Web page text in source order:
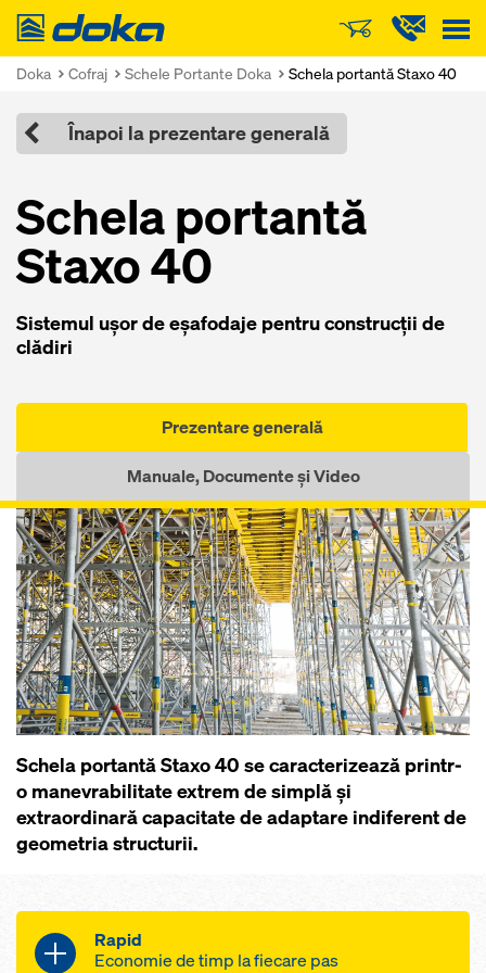
Doka
Doka Cofraj Schele Portante Doka Schela portantă Staxo 40
Înapoi la prezentare generală
Schela portantă
Staxo 40
Sistemul uşor de eşafodaje pentru construcții de
clădiri
Prezentare generală
Manuale, Documente și Video
Schela portantă Staxo 40 se caracterizează printr-
o manevrabilitate extrem de simplă şi
extraordinară capacitate de adaptare indiferent de
geometria structurii.
Rapid
Economie de timp la fiecare pas